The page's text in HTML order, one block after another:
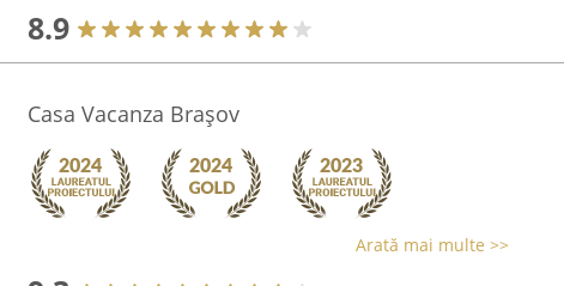
8.9
Casa Vacanza Braşov
Arată mai multe >>